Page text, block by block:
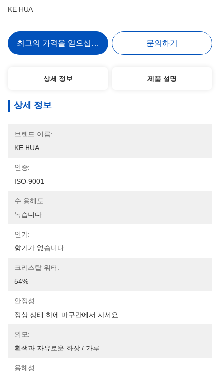
KE HUA
최고의 가격을 얻으십시오 문의하기
상세 정보 제품 설명
상세 정보
브랜드 이름:
KE HUA
인증:
ISO-9001
수 용해도:
녹습니다
인기:
향기가 없습니다
크리스탈 워터:
54%
안정성:
정상 상태 하에 마구간에서 사세요
외모:
흰색과 자유로운 화상 / 가루
용해성: